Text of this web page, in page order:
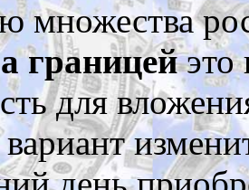
множества
границейэто
для